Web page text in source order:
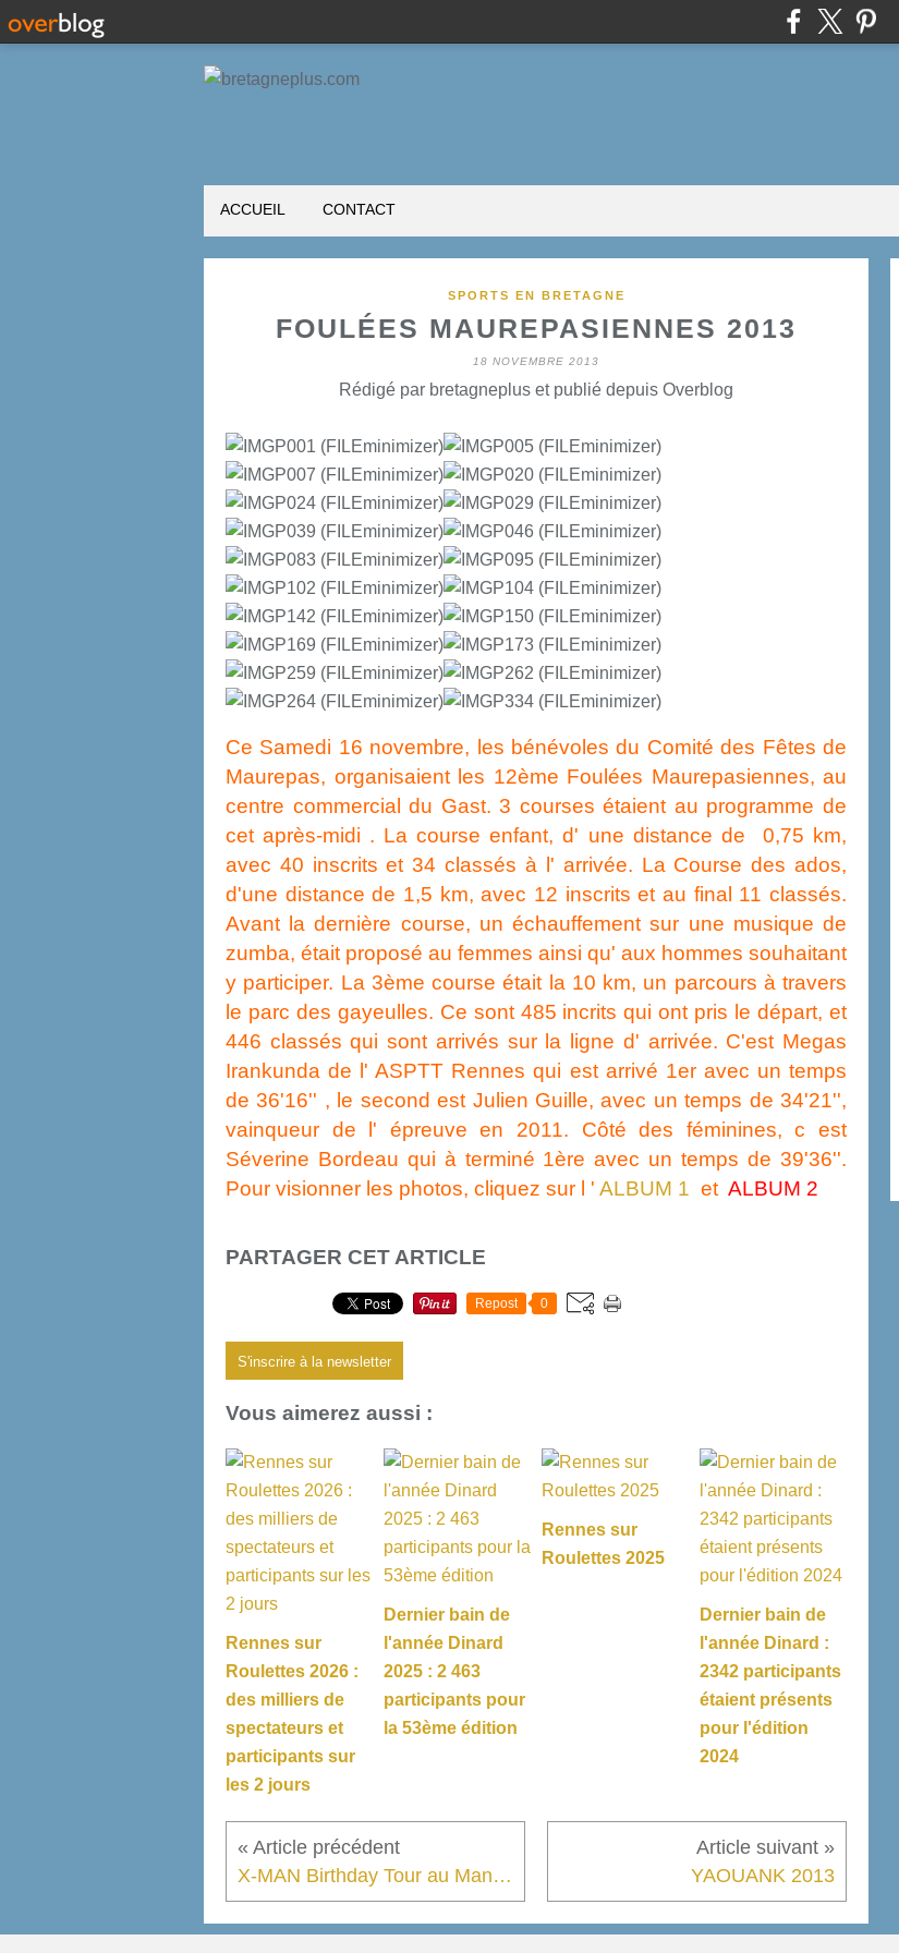
ACCUEIL CONTACT
SPORTS EN BRETAGNE
FOULÉES MAUREPASIENNES 2013
18 NOVEMBRE 2013
Rédigé par bretagneplus et publié depuis Overblog
Ce Samedi 16 novembre, les bénévoles du Comité des Fêtes de
Maurepas, organisaient les 12ème Foulées Maurepasiennes, au
centre commercial du Gast. 3 courses étaient au programme de
cet après-midi . La course enfant, d' une distance de 0,75 km,
avec 40 inscrits et 34 classés à l' arrivée. La Course des ados,
d'une distance de 1,5 km, avec 12 inscrits et au final 11 classés.
Avant la dernière course, un échauffement sur une musique de
zumba, était proposé au femmes ainsi qu' aux hommes souhaitant
y participer. La 3ème course était la 10 km, un parcours à travers
le parc des gayeulles. Ce sont 485 incrits qui ont pris le départ, et
446 classés qui sont arrivés sur la ligne d' arrivée. C'est Megas
Irankunda de l' ASPTT Rennes qui est arrivé 1er avec un temps
de 36'16'' , le second est Julien Guille, avec un temps de 34'21'',
vainqueur de l' épreuve en 2011. Côté des féminines, c est
Séverine Bordeau qui à terminé 1ère avec un temps de 39'36''.
Pour visionner les photos, cliquez sur l ' ALBUM 1 et ALBUM 2
PARTAGER CET ARTICLE
Repost 0
S'inscrire à la newsletter
Vous aimerez aussi :
Rennes sur
Roulettes 2026 :
des milliers de
spectateurs et
participants sur
les 2 jours
Dernier bain de
l'année Dinard
2025 : 2 463
participants pour
la 53ème édition
Rennes sur
Roulettes 2025
Dernier bain de
l'année Dinard :
2342 participants
étaient présents
pour l'édition
2024
X-MAN Birthday Tour au Mango Club YAOUANK 2013